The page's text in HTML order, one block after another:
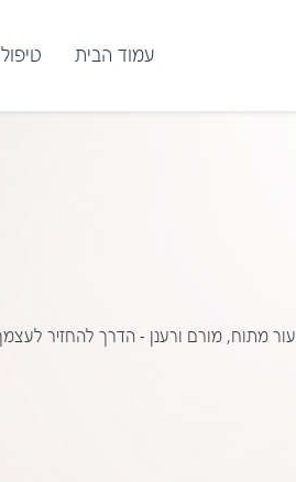
עמוד הבית
עור מתוח, מורם ורענן – הדרך להחזיר